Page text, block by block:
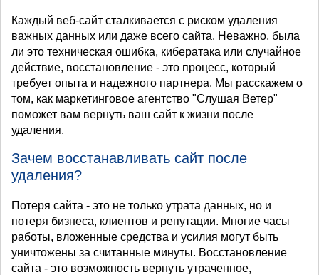
Каждый веб-сайт сталкивается с риском удаления
важных данных или даже всего сайта. Неважно, была
ли это техническая ошибка, кибератака или случайное
действие, восстановление - это процесс, который
требует опыта и надежного партнера. Мы расскажем о
том, как маркетинговое агентство "Слушая Ветер"
поможет вам вернуть ваш сайт к жизни после
удаления.
Зачем восстанавливать сайт после
удаления?
Потеря сайта - это не только утрата данных, но и
потеря бизнеса, клиентов и репутации. Многие часы
работы, вложенные средства и усилия могут быть
уничтожены за считанные минуты. Восстановление
сайта - это возможность вернуть утраченное,